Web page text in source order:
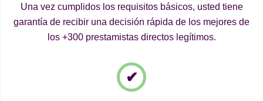
Una vez cumplidos los requisitos básicos, usted tiene
garantía de recibir una decisión rápida de los mejores de
los +300 prestamistas directos legítimos.